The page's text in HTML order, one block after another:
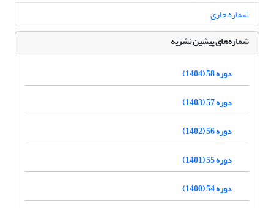
شماره جاری
شماره‌های پیشین نشریه
دوره 58 (1404)
دوره 57 (1403)
دوره 56 (1402)
دوره 55 (1401)
دوره 54 (1400)